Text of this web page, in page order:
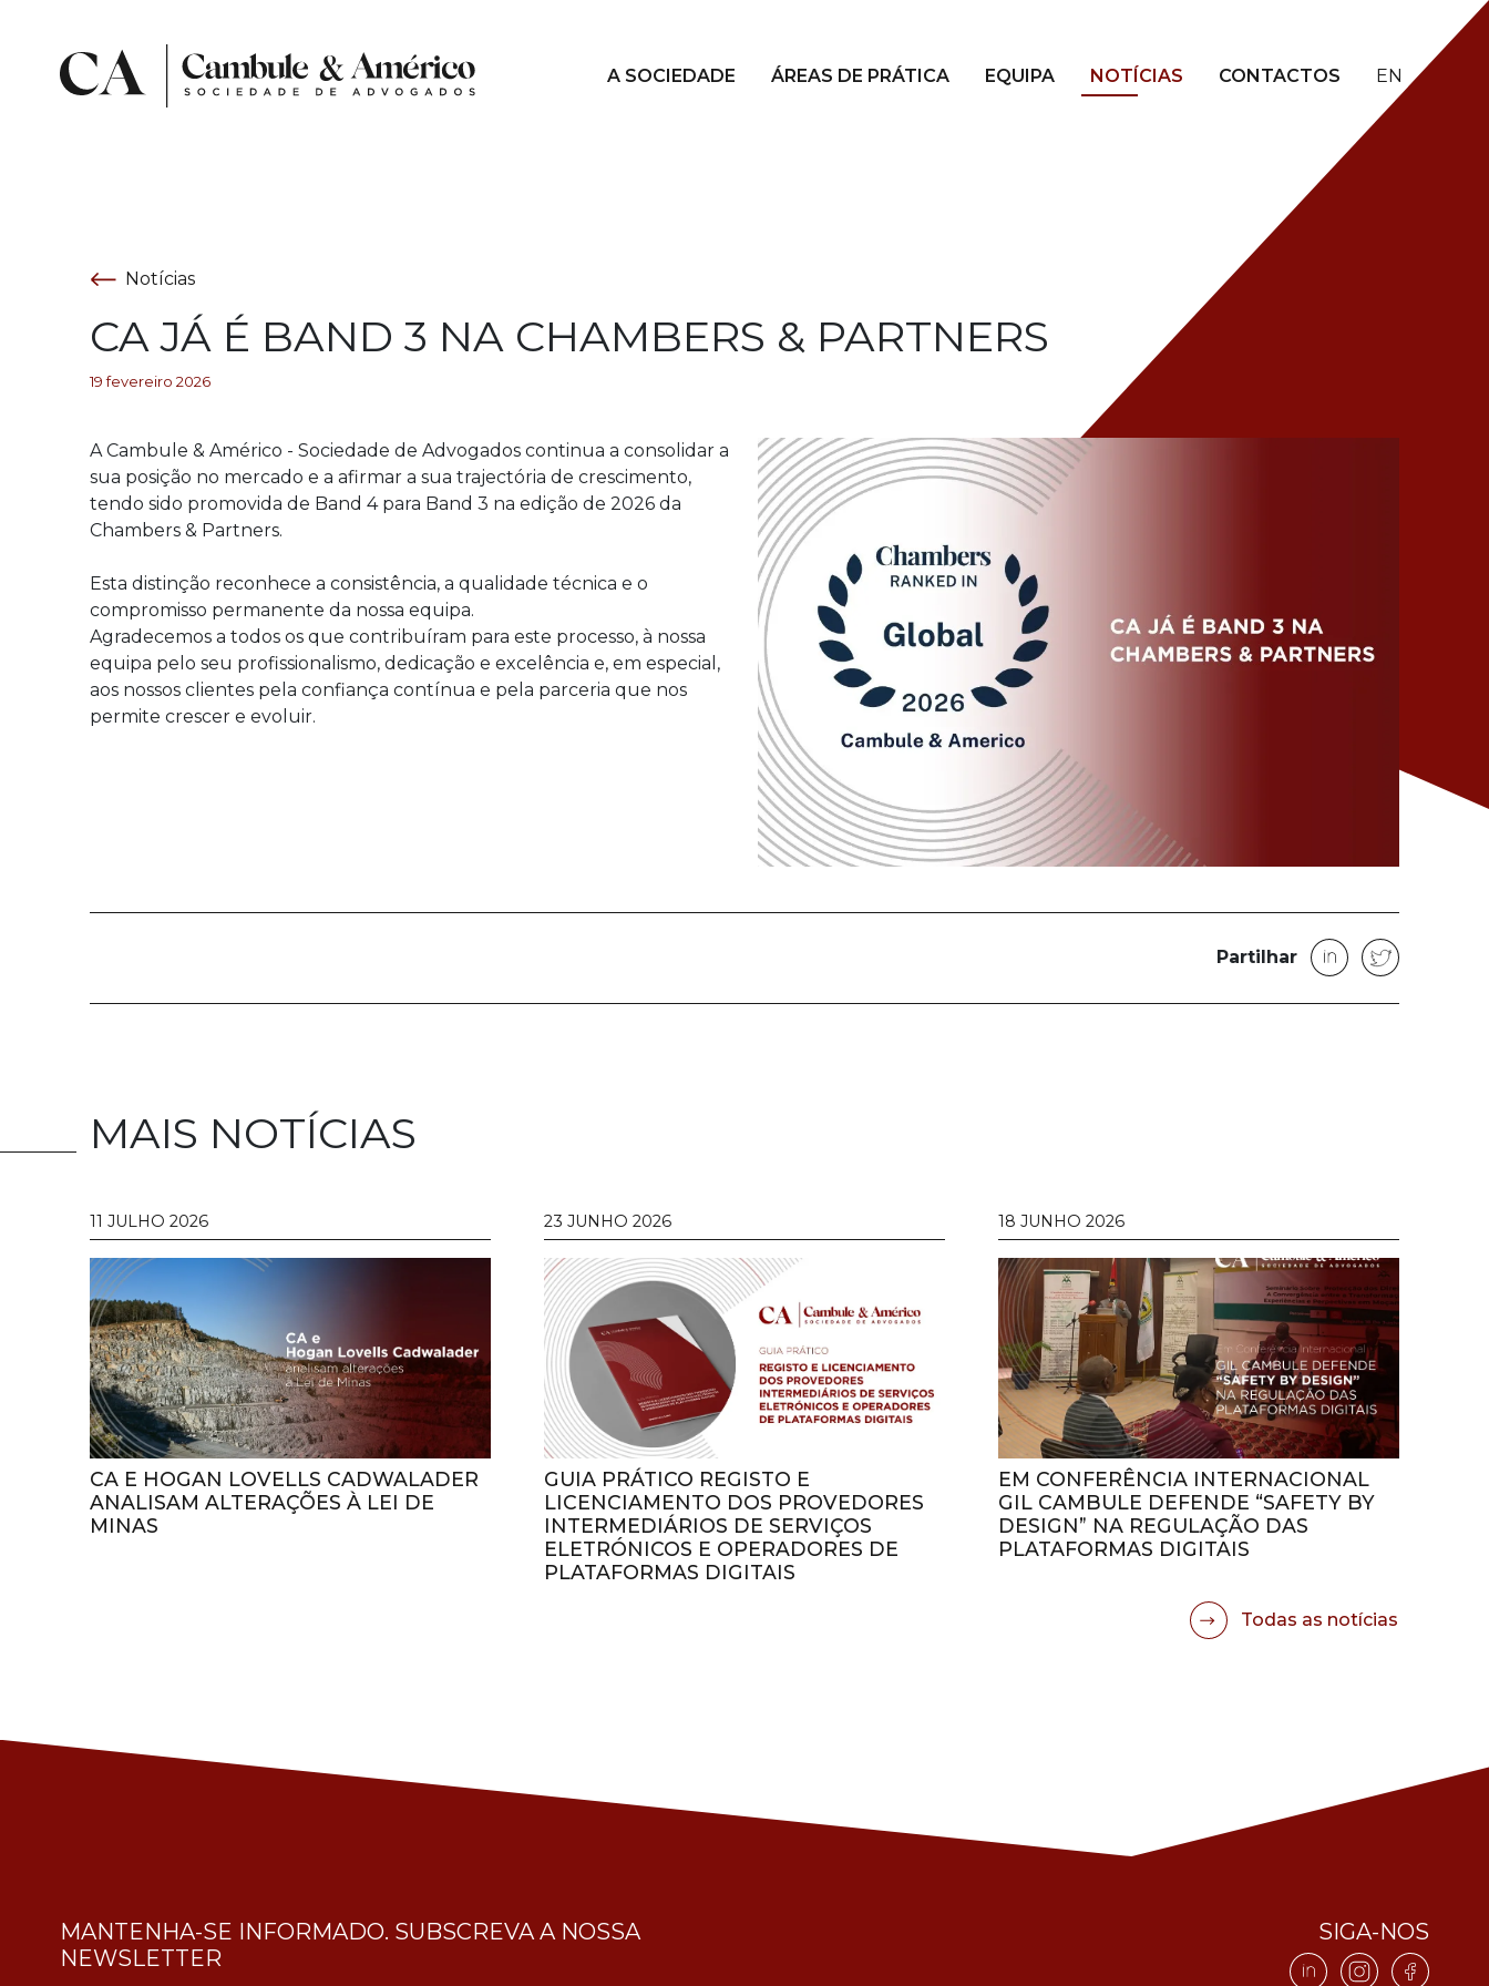
A SOCIEDADE ÁREAS DE PRÁTICA EQUIPA NOTÍCIAS CONTACTOS EN
Notícias
CA JÁ É BAND 3 NA CHAMBERS & PARTNERS
19 fevereiro 2026
A Cambule & Américo - Sociedade de Advogados continua a consolidar a
sua posição no mercado e a afirmar a sua trajectória de crescimento,
tendo sido promovida de Band 4 para Band 3 na edição de 2026 da
Chambers & Partners.
Esta distinção reconhece a consistência, a qualidade técnica e o
compromisso permanente da nossa equipa.
Agradecemos a todos os que contribuíram para este processo, à nossa
equipa pelo seu profissionalismo, dedicação e excelência e, em especial,
aos nossos clientes pela confiança contínua e pela parceria que nos
permite crescer e evoluir.
Partilhar
MAIS NOTÍCIAS
11 JULHO 2026
CA E HOGAN LOVELLS CADWALADER
ANALISAM ALTERAÇÕES À LEI DE
MINAS
23 JUNHO 2026
GUIA PRÁTICO REGISTO E
LICENCIAMENTO DOS PROVEDORES
INTERMEDIÁRIOS DE SERVIÇOS
ELETRÓNICOS E OPERADORES DE
PLATAFORMAS DIGITAIS
18 JUNHO 2026
EM CONFERÊNCIA INTERNACIONAL
GIL CAMBULE DEFENDE “SAFETY BY
DESIGN” NA REGULAÇÃO DAS
PLATAFORMAS DIGITAIS
Todas as notícias
MANTENHA-SE INFORMADO. SUBSCREVA A NOSSA
NEWSLETTER
SIGA-NOS